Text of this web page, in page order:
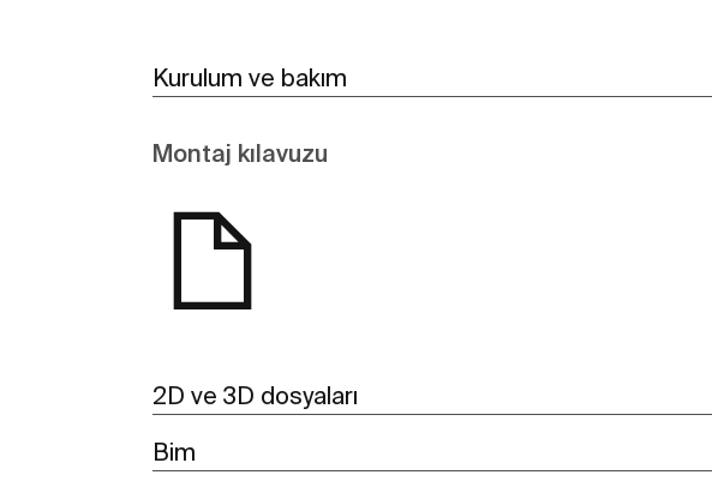
Kurulum ve bakım
Montaj kılavuzu
2D ve 3D dosyaları
Bim